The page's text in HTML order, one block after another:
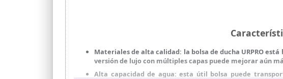
Materiales de alta calidad: la bolsa de ducha URPRO
versión de lujo con múltiples capas puede mejorar aún
Alta capacidad de agua: esta útil bolsa puede